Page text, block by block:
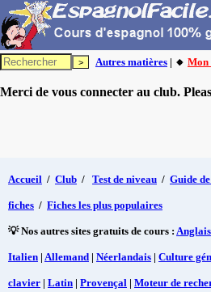
Autres matières | 🔸 Mon
Merci de vous connecter au club.
Accueil / Club / Test de niveau / Guide
fiches / Fiches les plus populaires
💡 Nos autres sites gratuits de cours : Anglais
Italien | Allemand | Néerlandais | Culture
clavier | Latin | Provençal | Moteur de